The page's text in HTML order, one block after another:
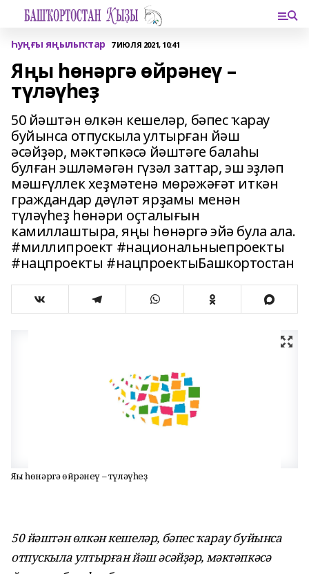
Һуңғы яңылыҡтар 7 ИЮЛЯ 2021, 10:41
Яңы һөнәргә өйрәнеү –
түләүһеҙ
50 йәштән өлкән кешеләр, бәпес ҡарау
буйынса отпускыла ултырған йәш
әсәйҙәр, мәктәпкәсә йәштәге балаһы
булған эшләмәгән гүзәл заттар, эш эҙләп
мәшғүллек хеҙмәтенә мөрәжәғәт иткән
граждандар дәүләт ярҙамы менән
түләүһеҙ һөнәри оҫталығын
камиллаштыра, яңы һөнәргә эйә була ала.
#миллипроект #национальныепроекты
#нацпроекты #нацпроектыБашкортостан
Яңы һөнәргә өйрәнеү – түләүһеҙ
50 йәштән өлкән кешеләр, бәпес ҡарау буйынса
отпускыла ултырған йәш әсәйҙәр, мәктәпкәсә